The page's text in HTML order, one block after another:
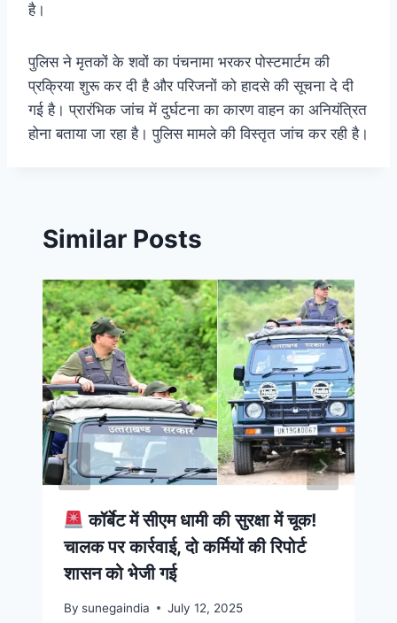
है।
पुलिस ने मृतकों के शवों का पंचनामा भरकर पोस्टमार्टम की
प्रक्रिया शुरू कर दी है और परिजनों को हादसे की सूचना दे दी
गई है। प्रारंभिक जांच में दुर्घटना का कारण वाहन का अनियंत्रित
होना बताया जा रहा है। पुलिस मामले की विस्तृत जांच कर रही है।
Similar Posts
कॉर्बेट में सीएम धामी की सुरक्षा में चूक!
चालक पर कार्रवाई, दो कर्मियों की रिपोर्ट
शासन को भेजी गई
By sunegaindia July 12, 2025